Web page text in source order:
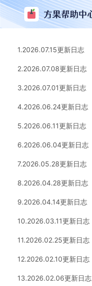
1.2026.07.15更新日志
2.2026.07.08更新日志
3.2026.07.01更新日志
4.2026.06.24更新日志
5.2026.06.11更新日志
6.2026.06.04更新日志
7.2026.05.28更新日志
8.2026.04.28更新日志
9.2026.04.14更新日志
10.2026.03.11更新日志
11.2026.02.25更新日志
12.2026.02.10更新日志
13.2026.02.06更新日志